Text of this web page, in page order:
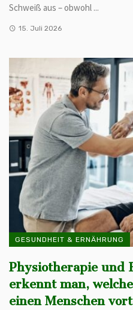
Schweiß aus – obwohl ...
15. Juli 2026
GESUNDHEIT & ERNÄHRUNG
Physiotherapie und
erkennt man,
einen Menschen